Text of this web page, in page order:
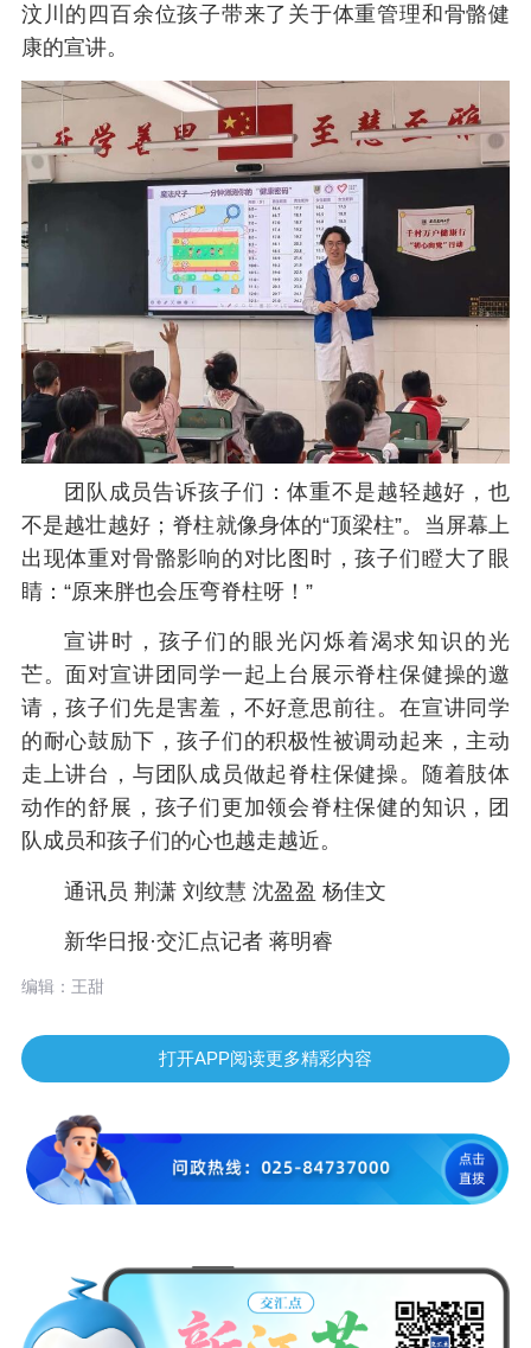
汶川的四百余位孩子带来了关于体重管理和骨骼健
康的宣讲。
团队成员告诉孩子们：体重不是越轻越好，也
不是越壮越好；脊柱就像身体的“顶梁柱”。当屏幕上
出现体重对骨骼影响的对比图时，孩子们瞪大了眼
睛：“原来胖也会压弯脊柱呀！”
宣讲时，孩子们的眼光闪烁着渴求知识的光
芒。面对宣讲团同学一起上台展示脊柱保健操的邀
请，孩子们先是害羞，不好意思前往。在宣讲同学
的耐心鼓励下，孩子们的积极性被调动起来，主动
走上讲台，与团队成员做起脊柱保健操。随着肢体
动作的舒展，孩子们更加领会脊柱保健的知识，团
队成员和孩子们的心也越走越近。
通讯员 荆潇 刘纹慧 沈盈盈 杨佳文
新华日报·交汇点记者 蒋明睿
编辑：王甜
打开APP阅读更多精彩内容